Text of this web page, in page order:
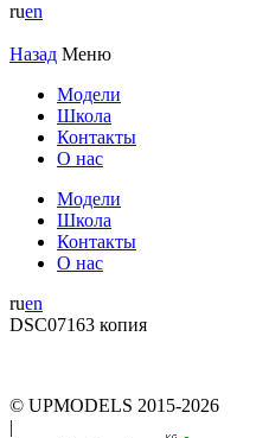
ruen
Назад Меню
Модели
Школа
Контакты
О нас
Модели
Школа
Контакты
О нас
ruen
DSC07163 копия
© UPMODELS 2015-2026
|